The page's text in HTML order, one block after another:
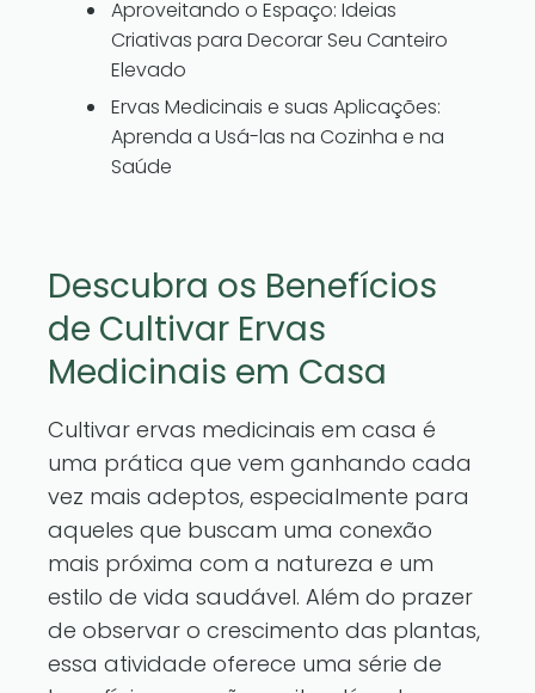
Aproveitando o Espaço: Ideias
Criativas para Decorar Seu Canteiro
Elevado
Ervas Medicinais e suas Aplicações:
Aprenda a Usá-las na Cozinha e na
Saúde
Descubra os Benefícios
de Cultivar Ervas
Medicinais em Casa
Cultivar ervas medicinais em casa é
uma prática que vem ganhando cada
vez mais adeptos, especialmente para
aqueles que buscam uma conexão
mais próxima com a natureza e um
estilo de vida saudável. Além do prazer
de observar o crescimento das plantas,
essa atividade oferece uma série de